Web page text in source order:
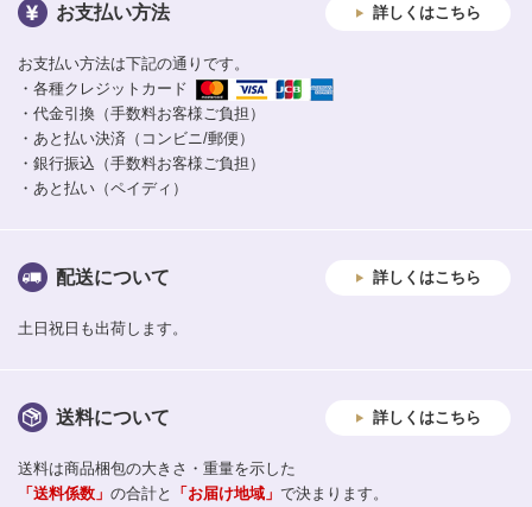
お支払い方法 詳しくはこちら
お支払い方法は下記の通りです。
・各種クレジットカード
・代金引換（手数料お客様ご負担）
・あと払い決済（コンビニ/郵便）
・銀行振込（手数料お客様ご負担）
・あと払い（ペイディ）
配送について 詳しくはこちら
土日祝日も出荷します。
送料について 詳しくはこちら
送料は商品梱包の大きさ・重量を示した
「送料係数」 の合計と 「お届け地域」 で決まります。